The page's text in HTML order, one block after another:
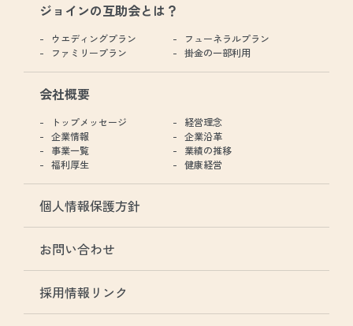
ジョインの互助会とは？
ウエディングプラン
フューネラルプラン
ファミリープラン
掛金の一部利用
会社概要
トップメッセージ
経営理念
企業情報
企業沿革
事業一覧
業績の推移
福利厚生
健康経営
個人情報保護方針
お問い合わせ
採用情報リンク